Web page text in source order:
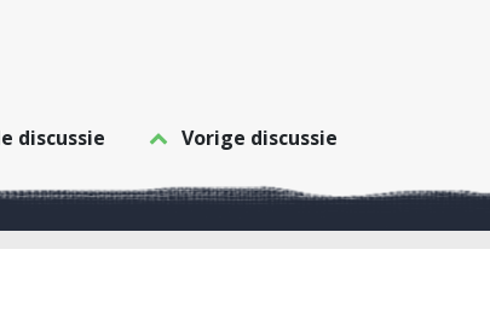
discussie Vorige discussie